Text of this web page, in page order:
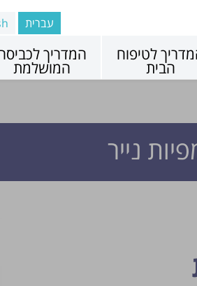
עברית
לטיפוח
הבית
המדריך
המושלמת
נייר